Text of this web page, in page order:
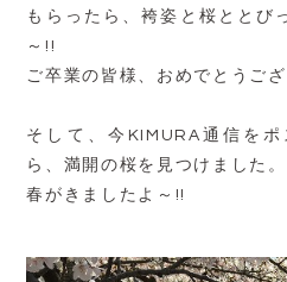
もらったら、袴姿と桜ととび
～!!
ご卒業の皆様、おめでとうござ
そして、今KIMURA通信を
ら、満開の桜を見つけました。
春がきましたよ～!!